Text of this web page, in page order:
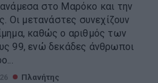
στο Μαρόκο και την
Οι μετανάστες συνεχίζουν
καθώς ο αριθμός των
99, ενώ δεκάδες άνθρωποι
Πλανήτης